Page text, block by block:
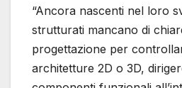
“Ancora nascenti nel loro
strutturati mancano di
progettazione per
architetture 2D o 3D,